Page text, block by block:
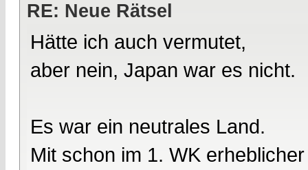
RE: Neue Rätsel
Hätte ich auch vermutet,
aber nein, Japan war es nicht.
Es war ein neutrales Land.
Mit schon im 1. WK